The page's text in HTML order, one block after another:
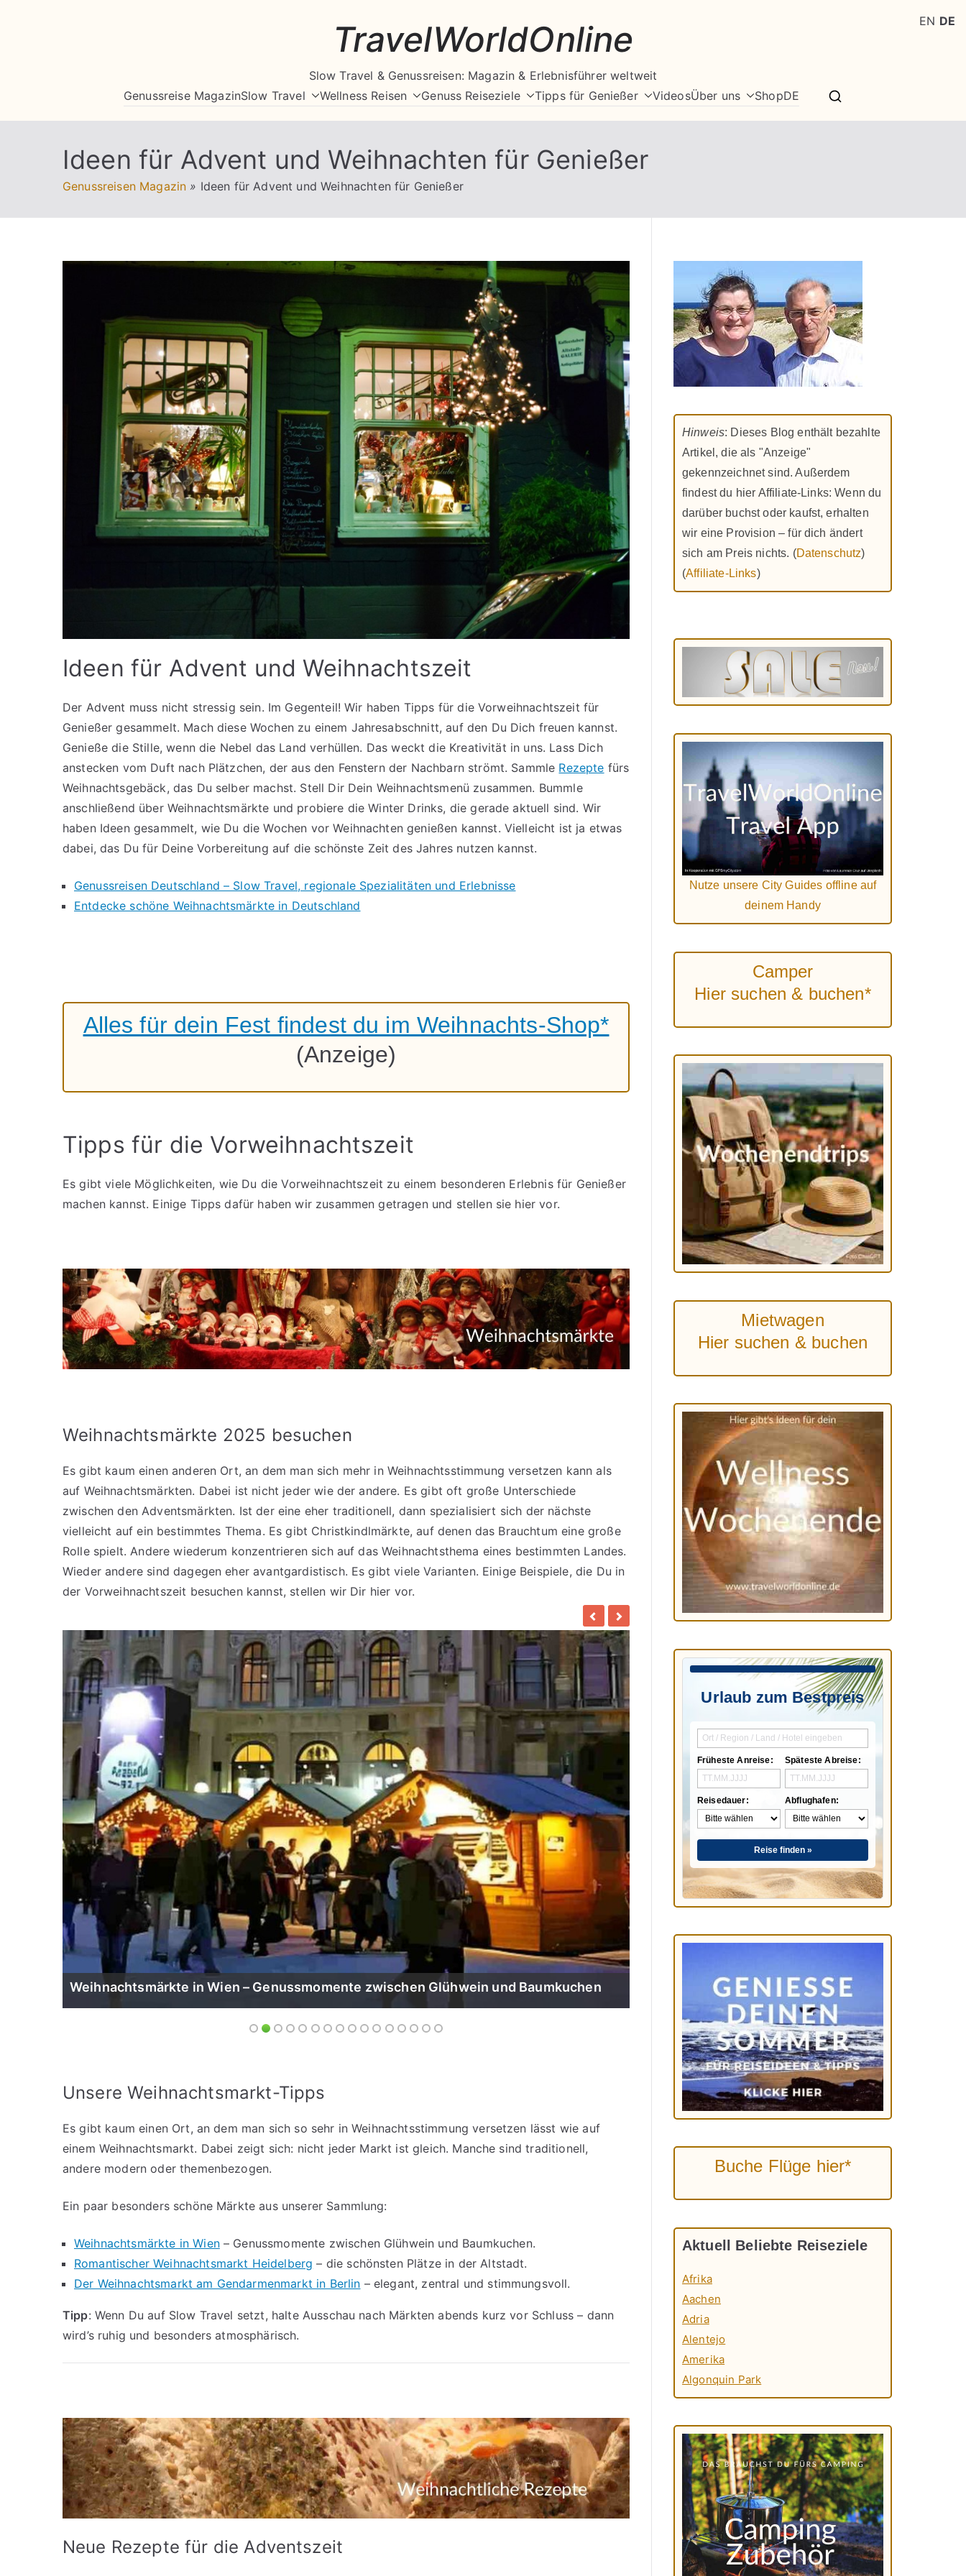
TravelWorldOnline
Slow Travel & Genussreisen: Magazin & Erlebnisführer weltweit
Genussreise MagazinSlow Travel Wellness Reisen Genuss Reiseziele Tipps für Genießer VideosÜber uns ShopDE
Ideen für Advent und Weihnachten für Genießer
Genussreisen Magazin » Ideen für Advent und Weihnachten für Genießer
Ideen für Advent und Weihnachtszeit
Der Advent muss nicht stressig sein. Im Gegenteil! Wir haben Tipps für die Vorweihnachtszeit für
Genießer gesammelt. Mach diese Wochen zu einem Jahresabschnitt, auf den Du Dich freuen kannst.
Genieße die Stille, wenn die Nebel das Land verhüllen. Das weckt die Kreativität in uns. Lass Dich
anstecken vom Duft nach Plätzchen, der aus den Fenstern der Nachbarn strömt. Sammle Rezepte fürs
Weihnachtsgebäck, das Du selber machst. Stell Dir Dein Weihnachtsmenü zusammen. Bummle
anschließend über Weihnachtsmärkte und probiere die Winter Drinks, die gerade aktuell sind. Wir
haben Ideen gesammelt, wie Du die Wochen vor Weihnachten genießen kannst. Vielleicht ist ja etwas
dabei, das Du für Deine Vorbereitung auf die schönste Zeit des Jahres nutzen kannst.
Genussreisen Deutschland – Slow Travel, regionale Spezialitäten und Erlebnisse
Entdecke schöne Weihnachtsmärkte in Deutschland
Alles für dein Fest findest du im Weihnachts-Shop*
(Anzeige)
Tipps für die Vorweihnachtszeit
Es gibt viele Möglichkeiten, wie Du die Vorweihnachtszeit zu einem besonderen Erlebnis für Genießer
machen kannst. Einige Tipps dafür haben wir zusammen getragen und stellen sie hier vor.
Weihnachtsmärkte 2025 besuchen
Es gibt kaum einen anderen Ort, an dem man sich mehr in Weihnachtsstimmung versetzen kann als
auf Weihnachtsmärkten. Dabei ist nicht jeder wie der andere. Es gibt oft große Unterschiede
zwischen den Adventsmärkten. Ist der eine eher traditionell, dann spezialisiert sich der nächste
vielleicht auf ein bestimmtes Thema. Es gibt Christkindlmärkte, auf denen das Brauchtum eine große
Rolle spielt. Andere wiederum konzentrieren sich auf das Weihnachtsthema eines bestimmten Landes.
Wieder andere sind dagegen eher avantgardistisch. Es gibt viele Varianten. Einige Beispiele, die Du in
der Vorweihnachtszeit besuchen kannst, stellen wir Dir hier vor.
Weihnachtsmärkte in Wien – Genussmomente zwischen Glühwein und Baumkuchen
Unsere Weihnachtsmarkt-Tipps
Es gibt kaum einen Ort, an dem man sich so sehr in Weihnachtsstimmung versetzen lässt wie auf
einem Weihnachtsmarkt. Dabei zeigt sich: nicht jeder Markt ist gleich. Manche sind traditionell,
andere modern oder themenbezogen.
Ein paar besonders schöne Märkte aus unserer Sammlung:
Weihnachtsmärkte in Wien– Genussmomente zwischen Glühwein und Baumkuchen.
Romantischer Weihnachtsmarkt Heidelberg – die schönsten Plätze in der Altstadt.
Der Weihnachtsmarkt am Gendarmenmarkt in Berlin – elegant, zentral und stimmungsvoll.
Tipp: Wenn Du auf Slow Travel setzt, halte Ausschau nach Märkten abends kurz vor Schluss – dann
wird’s ruhig und besonders atmosphärisch.
Neue Rezepte für die Adventszeit
Hinweis: Dieses Blog enthält bezahlte
Artikel, die als "Anzeige"
gekennzeichnet sind. Außerdem
findest du hier Affiliate-Links: Wenn du
darüber buchst oder kaufst, erhalten
wir eine Provision – für dich ändert
sich am Preis nichts. (Datenschutz)
(Affiliate-Links)
Nutze unsere City Guides offline auf
deinem Handy
Camper
Hier suchen & buchen*
Mietwagen
Hier suchen & buchen
Urlaub zum Bestpreis
Früheste Anreise:
Reisedauer:
Späteste Abreise:
Abflughafen:
Reise finden »
Buche Flüge hier*
Aktuell Beliebte Reiseziele
Afrika
Aachen
Adria
Alentejo
Amerika
Algonquin Park
EN DE